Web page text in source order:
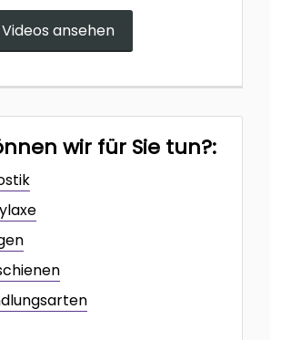
ansehen
wir für Sie tun?: